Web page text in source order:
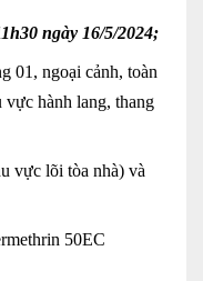
ngày 16/5/2024;
01, ngoại cảnh, toàn
vực hành lang, thang
vực lõi tòa nhà) và
50EC